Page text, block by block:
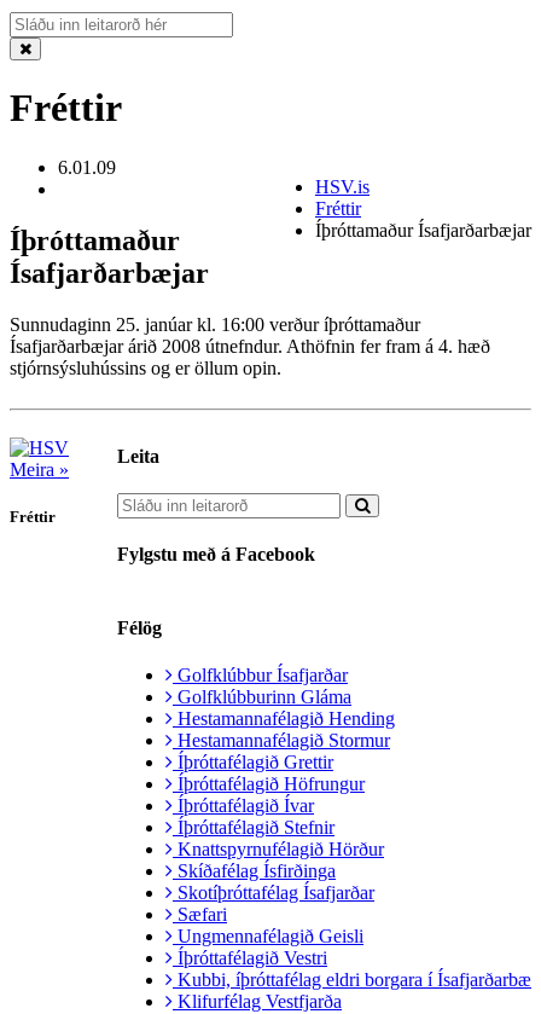
Fréttir
HSV.is
Fréttir
Íþróttamaður Ísafjarðarbæjar
6.01.09
Íþróttamaður
Ísafjarðarbæjar
Sunnudaginn 25. janúar kl. 16:00 verður íþróttamaður
Ísafjarðarbæjar árið 2008 útnefndur. Athöfnin fer fram á 4. hæð
stjórnsýsluhússins og er öllum opin.
Leita
Fylgstu með á Facebook
Félög
Golfklúbbur Ísafjarðar
Golfklúbburinn Gláma
Hestamannafélagið Hending
Hestamannafélagið Stormur
Íþróttafélagið Grettir
Íþróttafélagið Höfrungur
Íþróttafélagið Ívar
Íþróttafélagið Stefnir
Knattspyrnufélagið Hörður
Skíðafélag Ísfirðinga
Skotíþróttafélag Ísafjarðar
Sæfari
Ungmennafélagið Geisli
Íþróttafélagið Vestri
Kubbi, íþróttafélag eldri borgara í Ísafjarðarbæ
Klifurfélag Vestfjarða
Meira »
Fréttir